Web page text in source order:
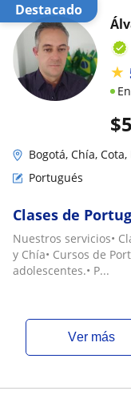
Destacado
$
★
Bogotá, Chía, Cota,
Portugués
Clases de
Nuestros servicios•
y Chía• Cursos de
adolescentes.• P...
ver más